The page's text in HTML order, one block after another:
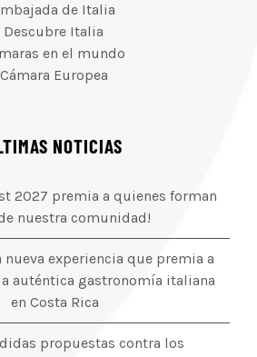
de Italia
Descubre Italia
en el mundo
Cámara Europea
NOTICIAS
2027 premia a quienes forman
nuestra comunidad!
experiencia que premia a
auténtica gastronomía italiana
en Costa Rica
propuestas contra los